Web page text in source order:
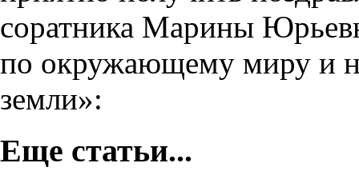
соратника Марины
по окружающему миру и
земли»:
Еще статьи...